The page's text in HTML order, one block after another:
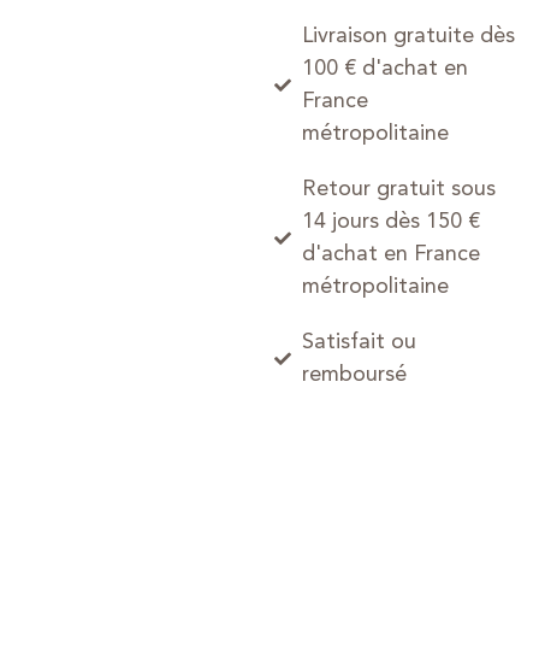
Livraison gratuite dès
100 € d'achat en
France
métropolitaine
Retour gratuit sous
14 jours dès 150 €
d'achat en France
métropolitaine
Satisfait ou
remboursé